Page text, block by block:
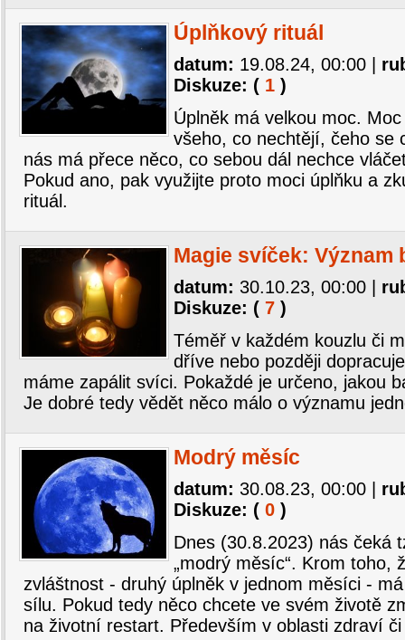
Úplňkový rituál
datum: 19.08.24, 00:00
Diskuze: ( 1 )
Úplněk má velkou moc.
všeho, co nechtějí, čeho se
nás má přece něco, co sebou dál nechce
Pokud ano, pak využijte proto moci úplňku a
rituál.
Magie svíček: Význam
datum: 30.10.23, 00:00
Diskuze: ( 7 )
Téměř v každém kouzlu či
dříve nebo později
máme zapálit svíci. Pokaždé je určeno, jakou
Je dobré tedy vědět něco málo o významu
Modrý měsíc
datum: 30.08.23, 00:00
Diskuze: ( 0 )
Dnes (30.8.2023) nás čeká
„modrý měsíc“. Krom toho,
zvláštnost - druhý úplněk v jednom měsíci -
sílu. Pokud tedy něco chcete ve svém životě
na životní restart. Především v oblasti zdraví